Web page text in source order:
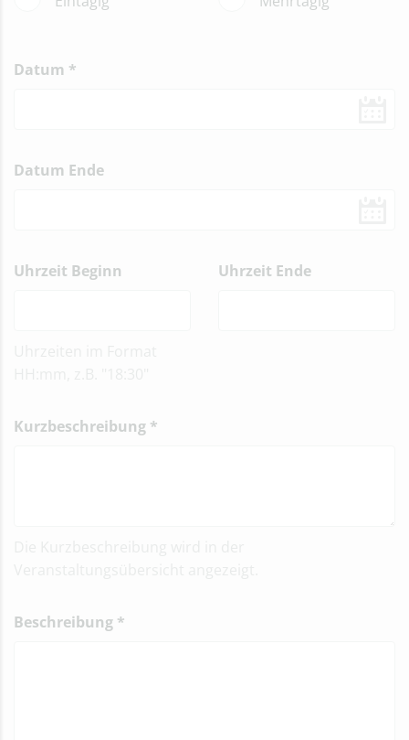
Datum *
Datum Ende
Uhrzeit Beginn Uhrzeit Ende
Kurzbeschreibung *
Beschreibung *